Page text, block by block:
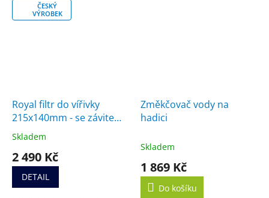
ČESKÝ
VÝROBEK
Royal filtr do vířivky
215x140mm - se závitem,
náhrada za filtr SC714
Průměrné
produktu
5,0
Skladem
2 490 Kč
DETAIL
Změkčovač vody na
hadici
Skladem
1 869 Kč
Do košíku